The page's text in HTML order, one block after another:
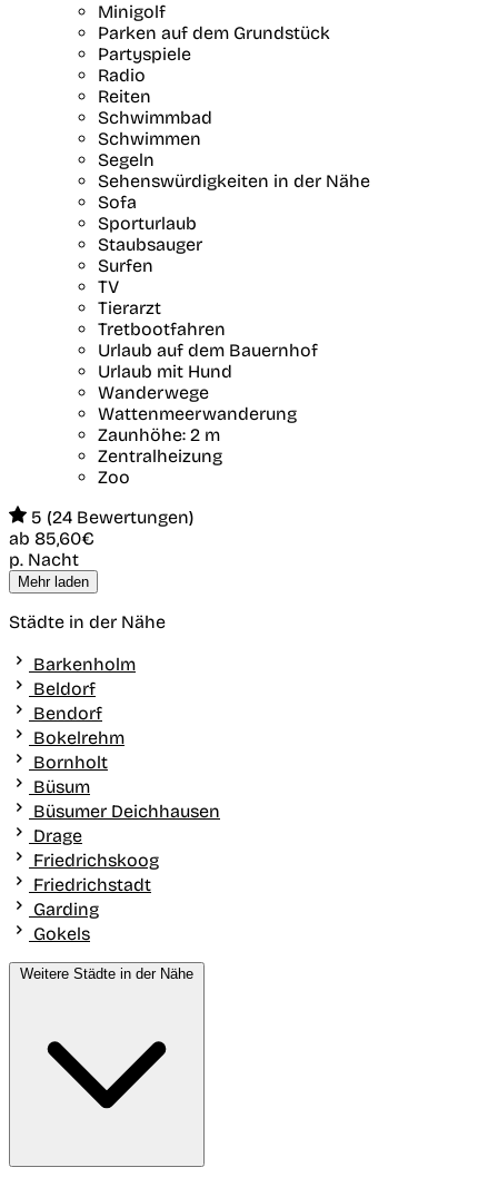
Minigolf
Parken auf dem Grundstück
Partyspiele
Radio
Reiten
Schwimmbad
Schwimmen
Segeln
Sehenswürdigkeiten in der Nähe
Sofa
Sporturlaub
Staubsauger
Surfen
TV
Tierarzt
Tretbootfahren
Urlaub auf dem Bauernhof
Urlaub mit Hund
Wanderwege
Wattenmeerwanderung
Zaunhöhe: 2 m
Zentralheizung
Zoo
5 (24 Bewertungen)
ab 85,60€
p. Nacht
Mehr laden
Städte in der Nähe
Barkenholm
Beldorf
Bendorf
Bokelrehm
Bornholt
Büsum
Büsumer Deichhausen
Drage
Friedrichskoog
Friedrichstadt
Garding
Gokels
Weitere Städte in der Nähe